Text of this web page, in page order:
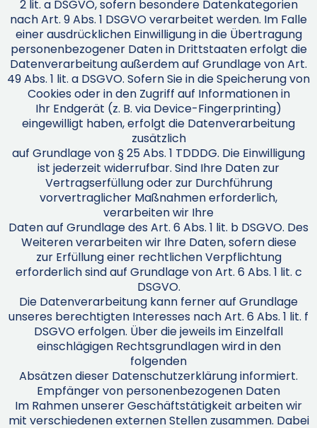
2 lit. a DSGVO, sofern besondere Datenkategorien
nach Art. 9 Abs. 1 DSGVO verarbeitet werden. Im Falle
einer ausdrücklichen Einwilligung in die Übertragung
personenbezogener Daten in Drittstaaten erfolgt die
Datenverarbeitung außerdem auf Grundlage von Art.
49 Abs. 1 lit. a DSGVO. Sofern Sie in die Speicherung von
Cookies oder in den Zugriff auf Informationen in
Ihr Endgerät (z. B. via Device-Fingerprinting)
eingewilligt haben, erfolgt die Datenverarbeitung
zusätzlich
auf Grundlage von § 25 Abs. 1 TDDDG. Die Einwilligung
ist jederzeit widerrufbar. Sind Ihre Daten zur
Vertragserfüllung oder zur Durchführung
vorvertraglicher Maßnahmen erforderlich,
verarbeiten wir Ihre
Daten auf Grundlage des Art. 6 Abs. 1 lit. b DSGVO. Des
Weiteren verarbeiten wir Ihre Daten, sofern diese
zur Erfüllung einer rechtlichen Verpflichtung
erforderlich sind auf Grundlage von Art. 6 Abs. 1 lit. c
DSGVO.
Die Datenverarbeitung kann ferner auf Grundlage
unseres berechtigten Interesses nach Art. 6 Abs. 1 lit. f
DSGVO erfolgen. Über die jeweils im Einzelfall
einschlägigen Rechtsgrundlagen wird in den
folgenden
Absätzen dieser Datenschutzerklärung informiert.
Empfänger von personenbezogenen Daten
Im Rahmen unserer Geschäftstätigkeit arbeiten wir
mit verschiedenen externen Stellen zusammen. Dabei